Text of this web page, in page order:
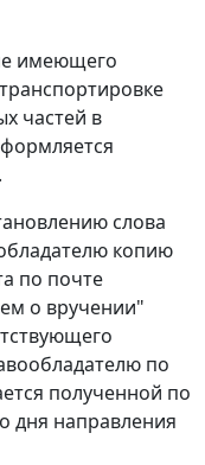
имеющего
частей в
слова
копию
по почте
о вручении"
по
полученной по
дня направления